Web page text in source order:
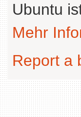
Ubuntu
Mehr
Report a